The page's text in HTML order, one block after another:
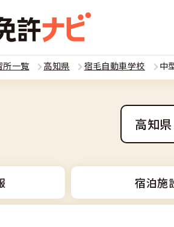
教習所一覧
運転免許の種類(車
合宿免許を探す
教習所検索
合宿免許とは
所一覧 高知県 宿毛自動車学校 中
高知県
宿泊施